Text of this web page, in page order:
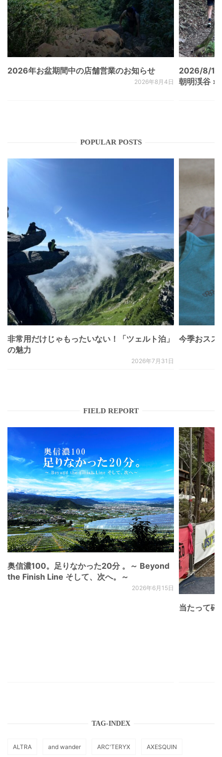
2026年お盆期間中の店舗営業のお知らせ
2026年8月4日
2026/8/
朝明渓谷 ×
POPULAR POSTS
非常用だけじゃもったいない！「ツェルト泊」
の魅力
2026年7月31日
今季おスス
FIELD REPORT
奥信濃100。足りなかった20分 。～ Beyond
the Finish Line そして、次へ。～
2026年6月15日
当たって砕
TAG-INDEX
ALTRA and wander ARC'TERYX AXESQUIN